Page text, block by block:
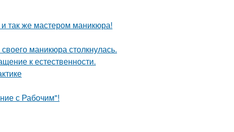
так же мастером маникюра!
маникюра столкнулась.
к естественности.
с Рабочим"!